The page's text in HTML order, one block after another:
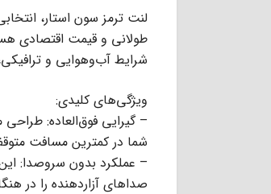
لنت ترمز سون استار،
طولانی و قیمت اقتصادی
شرایط آب‌وهوایی و
ویژگی‌های کلیدی:
– گیرایی فوق‌العاده:
شما در کمترین مسافت
– عملکرد بدون سروصدا:
صداهای آزاردهنده را در